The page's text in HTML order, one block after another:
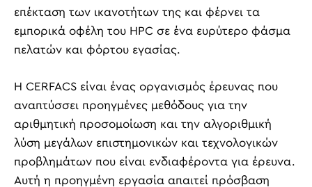
επέκταση των ικανοτήτων της και φέρνει τα
εμπορικά οφέλη του HPC σε ένα ευρύτερο φάσμα
πελατών και φόρτου εγασίας.
Η CERFACS είναι ένας οργανισμός έρευνας που
αναπτύσσει προηγμένες μεθόδους για την
αριθμητική προσομοίωση και την αλγοριθμική
λύση μεγάλων επιστημονικών και τεχνολογικών
προβλημάτων που είναι ενδιαφέροντα για έρευνα.
Αυτή η προηγμένη εργασία απαιτεί πρόσβαση